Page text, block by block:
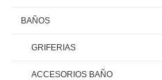
BAÑOS
GRIFERIAS
ACCESORIOS BAÑO